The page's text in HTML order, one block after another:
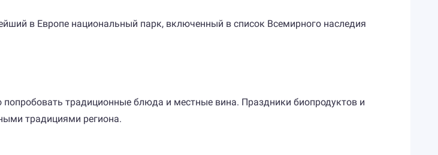
в Европе национальный парк, включенный в список Всемирного наследия
попробовать традиционные блюда и местные вина. Праздники биопродуктов и
традициями региона.